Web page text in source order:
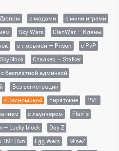
с модами
с мини играми
Sky Wars
ClanWar — Кланы
с тюрьмой — Prison
с PvP
Сталкер — Stalker
с бесплатной админкой
Без регистрации
с Экономикой пиратские
PVE
с лаунчером
Flan`s
— Lucky block
Day Z
TNT Run Egg Wars
MineZ